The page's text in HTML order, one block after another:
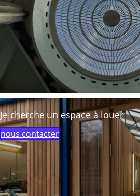
Je cherche un espace à louer
nous contacter